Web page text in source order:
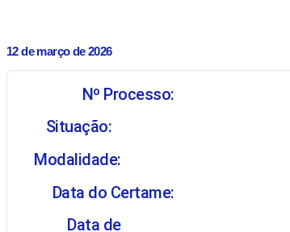
12 de março de 2026
Nº Processo:
Situação:
Modalidade:
Data do Certame:
Data de